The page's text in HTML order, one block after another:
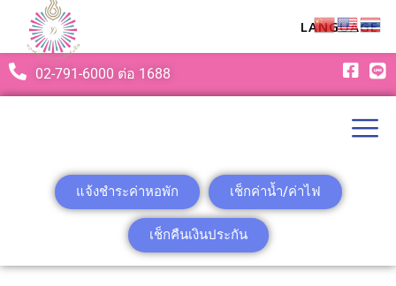
LANGUAGE
02-791-6000 ต่อ 1688
แจ้งชำระค่าหอพัก เช็กค่าน้ำ/ค่าไฟ
เช็กคืนเงินประกัน